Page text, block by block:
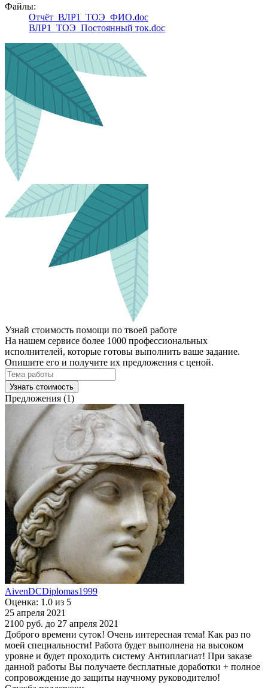
Файлы:
Отчёт_ВЛР1_ТОЭ_ФИО.doc
ВЛР1_ТОЭ_Постоянный ток.doc
Узнай стоимость помощи по твоей работе
На нашем сервисе более 1000 профессиональных
исполнителей, которые готовы выполнить ваше задание.
Опишите его и получите их предложения с ценой.
Узнать стоимость
Предложения (1)
AivenDCDiplomas1999
Оценка: 1.0 из 5
25 апреля 2021
2100 руб. до 27 апреля 2021
Доброго времени суток! Очень интересная тема! Как раз по
моей специальности! Работа будет выполнена на высоком
уровне и будет проходить систему Антиплагиат! При заказе
данной работы Вы получаете бесплатные доработки + полное
сопровождение до защиты научному руководителю!